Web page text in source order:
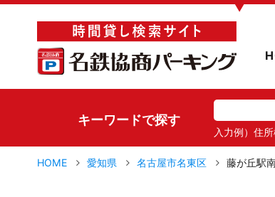
▼
キーワードで探す
入力例）住
HOME 愛知県 名古屋市名東区 藤が丘駅